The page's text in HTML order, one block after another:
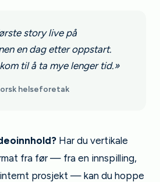
story live på
en dag etter oppstart.
til å ta mye lenger tid.»
helseforetak
Har du vertikale
fra før — fra en innspilling,
prosjekt — kan du hoppe